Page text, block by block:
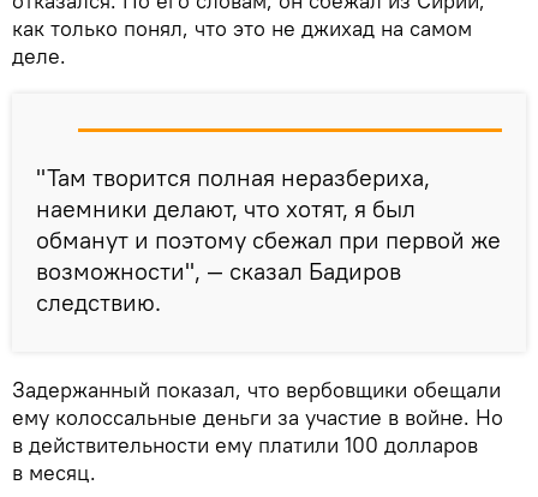
как только понял, что это не джихад на самом
деле.
"Там творится полная неразбериха,
наемники делают, что хотят, я был
обманут и поэтому сбежал при первой же
возможности", — сказал Бадиров
следствию.
Задержанный показал, что вербовщики обещали
ему колоссальные деньги за участие в войне. Но
в действительности ему платили 100 долларов
в месяц.